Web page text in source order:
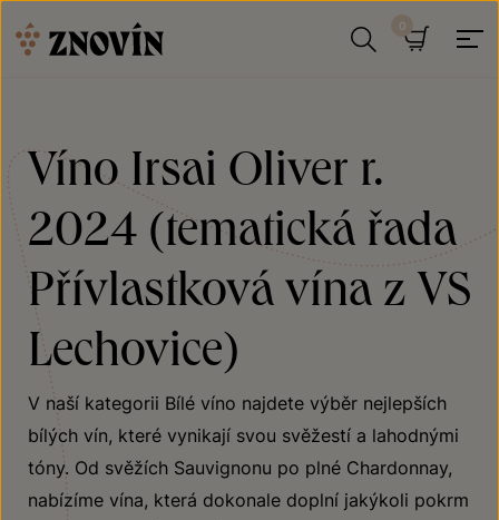
Víno Irsai Oliver r.
2024 (tematická řada
Přívlastková vína z VS
Lechovice)
V naší kategorii Bílé víno najdete výběr nejlepších
bílých vín, které vynikají svou svěžestí a lahodnými
tóny. Od svěžích Sauvignonu po plné Chardonnay,
nabízíme vína, která dokonale doplní jakýkoli pokrm